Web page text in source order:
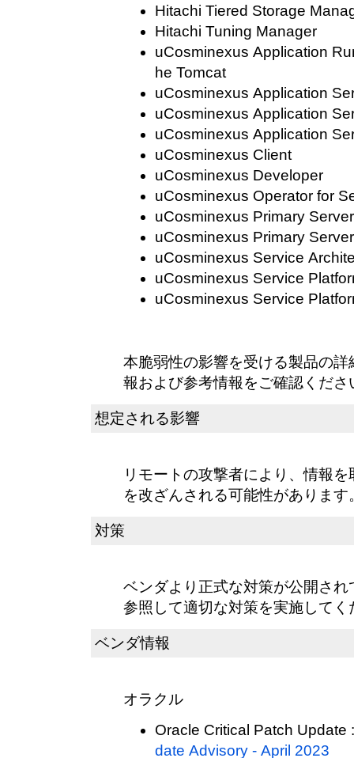
Hitachi Tiered Storage
Hitachi Tuning Manager
uCosminexus Application
he Tomcat
uCosminexus Application
uCosminexus Application
uCosminexus Application
uCosminexus Client
uCosminexus Developer
uCosminexus Operator for
uCosminexus Primary
uCosminexus Primary
uCosminexus Service
uCosminexus Service
uCosminexus Service
本脆弱性の影響を受ける製品の
報および参考情報をご確認くださ
想定される影響
リモートの攻撃者により、情報
を改ざんされる可能性があります
対策
ベンダより正式な対策が公開さ
参照して適切な対策を実施してく
ベンダ情報
オラクル
Oracle Critical Patch Update
date Advisory - April 2023